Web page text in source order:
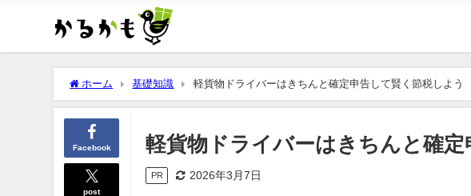
ホーム 基礎知識 軽貨物ドライバーはきちんと確定申告して賢く節税しよう
Facebook
post
軽貨物ドライバーはきちんと確定
PR 2026年3月7日